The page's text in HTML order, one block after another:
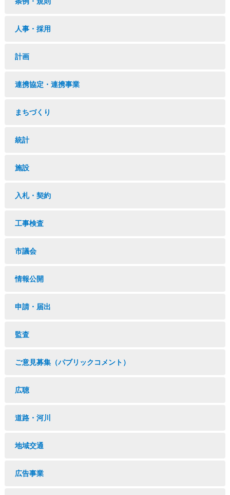
人事・採用
計画
連携協定・連携事業
まちづくり
統計
施設
入札・契約
工事検査
市議会
情報公開
申請・届出
監査
ご意見募集（パブリックコメント）
広聴
道路・河川
地域交通
広告事業